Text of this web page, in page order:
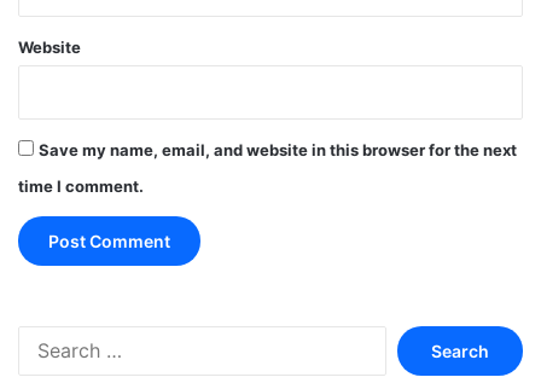
Website
Save my name, email, and website in this browser for the next
time I comment.
Search
for: